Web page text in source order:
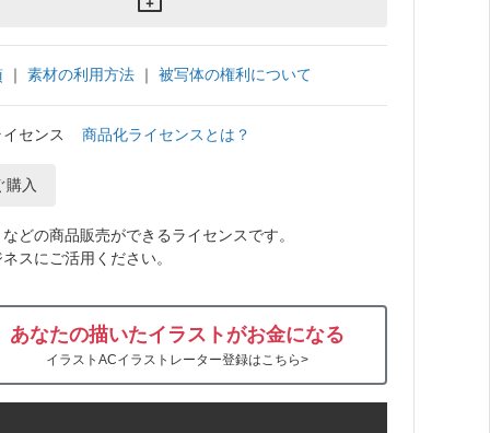
｜ 素材の利用方法 ｜ 被写体の権利について
センス 商品化ライセンスとは？
購入
どの商品販売ができるライセンスです。
スにご活用ください。
あなたの描いたイラストがお金になる
イラストACイラストレーター登録はこちら>